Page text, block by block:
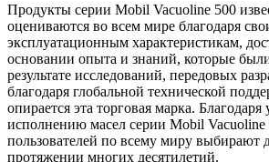
Продукты серии Mobil Vacuoline 500
оцениваются во всем мире благодаря
эксплуатационным характеристикам,
основании опыта и знаний, которые
результате исследований, передовых
благодаря глобальной технической
опирается эта торговая марка.
исполнению масел серии Mobil
пользователей по всему миру выбирают
протяжении многих десятилетий.